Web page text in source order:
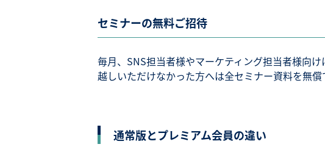
セミナーの無料ご招待
毎月、SNS担当者様やマーケティング担当者様向
越しいただけなかった方へは全セミナー資料を無償
通常版とプレミアム会員の違い